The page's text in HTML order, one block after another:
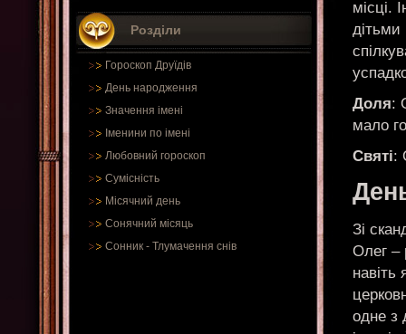
Розділи
Гороскоп Друїдів
День народження
Значення імені
Іменини по імені
Любовний гороскоп
Сумісність
Місячний день
Сонячний місяць
Сонник - Тлумачення снів
місці.
Доля:
мало
Святі:
Зі
Олег –
одне з